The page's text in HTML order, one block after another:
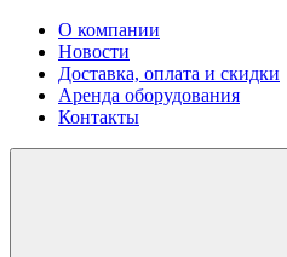
О компании
Новости
Доставка, оплата и скидки
Аренда оборудования
Контакты